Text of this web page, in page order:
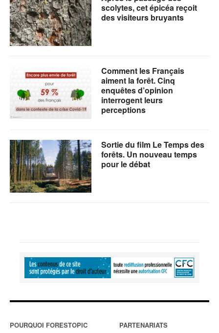
scolytes, cet épicéa reçoit
des visiteurs bruyants
Comment les Français
aiment la forêt. Cinq
enquêtes d’opinion
interrogent leurs
perceptions
Sortie du film Le Temps des
forêts. Un nouveau temps
pour le débat
POURQUOI FORESTOPIC PARTENARIATS